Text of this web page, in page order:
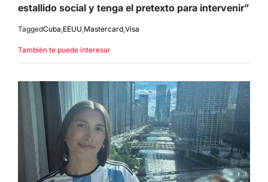
estallido social y tenga el pretexto para intervenir”
TaggedCuba,EEUU,Mastercard,Visa
También te puede interesar